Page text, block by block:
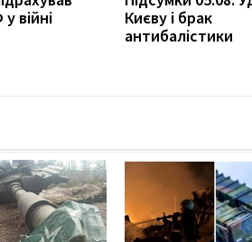
війні
Києву і брак
антибалістики